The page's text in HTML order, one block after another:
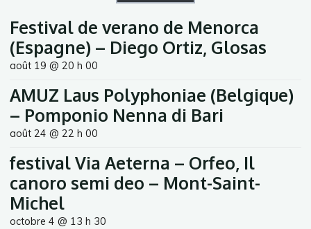
Festival de verano de Menorca
(Espagne) – Diego Ortiz, Glosas
août 19 @ 20 h 00
AMUZ Laus Polyphoniae (Belgique)
– Pomponio Nenna di Bari
août 24 @ 22 h 00
festival Via Aeterna – Orfeo, Il
canoro semi deo – Mont-Saint-
Michel
octobre 4 @ 13 h 30